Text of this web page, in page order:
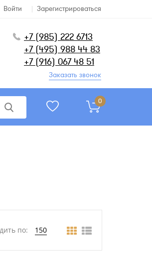
Зарегистрироваться
Войти
+7 (985) 222 6713
+7 (495) 988 44 83
+7 (916) 067 48 51
Заказать звонок
0
по: 150